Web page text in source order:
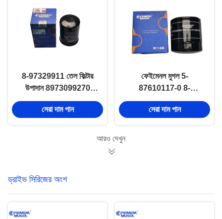
8-97329911 তেল ফিল্টার
উপাদান 8973099270
যন্ত্রাংশ ইসুজু ডি ম্যাক্স 4JA1
600P 4kh1 ইঞ্জিন
সেরা দাম পান
ফেইমেনল মুগল 5-
87610117-0 8-
97148270-1 তেল ফিল্টার
8971482701 ISUZU
সেরা দাম পান
আরও দেখুন
ড্রাইভ সিরিজের অংশ